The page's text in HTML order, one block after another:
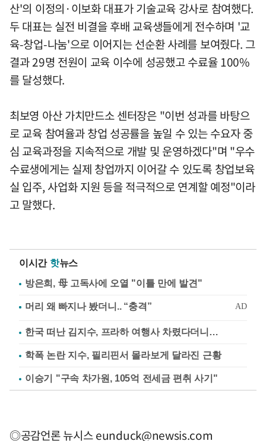
산'의 이정의·이보화 대표가 기술교육 강사로 참여했다.
두 대표는 실전 비결을 후배 교육생들에게 전수하며 '교
육-창업-나눔'으로 이어지는 선순환 사례를 보여줬다. 그
결과 29명 전원이 교육 이수에 성공했고 수료율 100%
를 달성했다.
최보영 아산 가치만드소 센터장은 "이번 성과를 바탕으
로 교육 참여율과 창업 성공률을 높일 수 있는 수요자 중
심 교육과정을 지속적으로 개발 및 운영하겠다"며 "우수
수료생에게는 실제 창업까지 이어갈 수 있도록 창업보육
실 입주, 사업화 지원 등을 적극적으로 연계할 예정"이라
고 말했다.
이시간 핫뉴스
방은희, 母 고독사에 오열 "이틀 만에 발견"
한국 떠난 김지수, 프라하 여행사 차렸다더니…
학폭 논란 지수, 필리핀서 몰라보게 달라진 근황
이승기 "구속 차가원, 105억 전세금 편취 사기"
◎공감언론 뉴시스eunduck@newsis.com